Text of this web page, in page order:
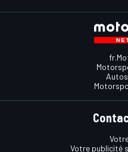
Votre publicité